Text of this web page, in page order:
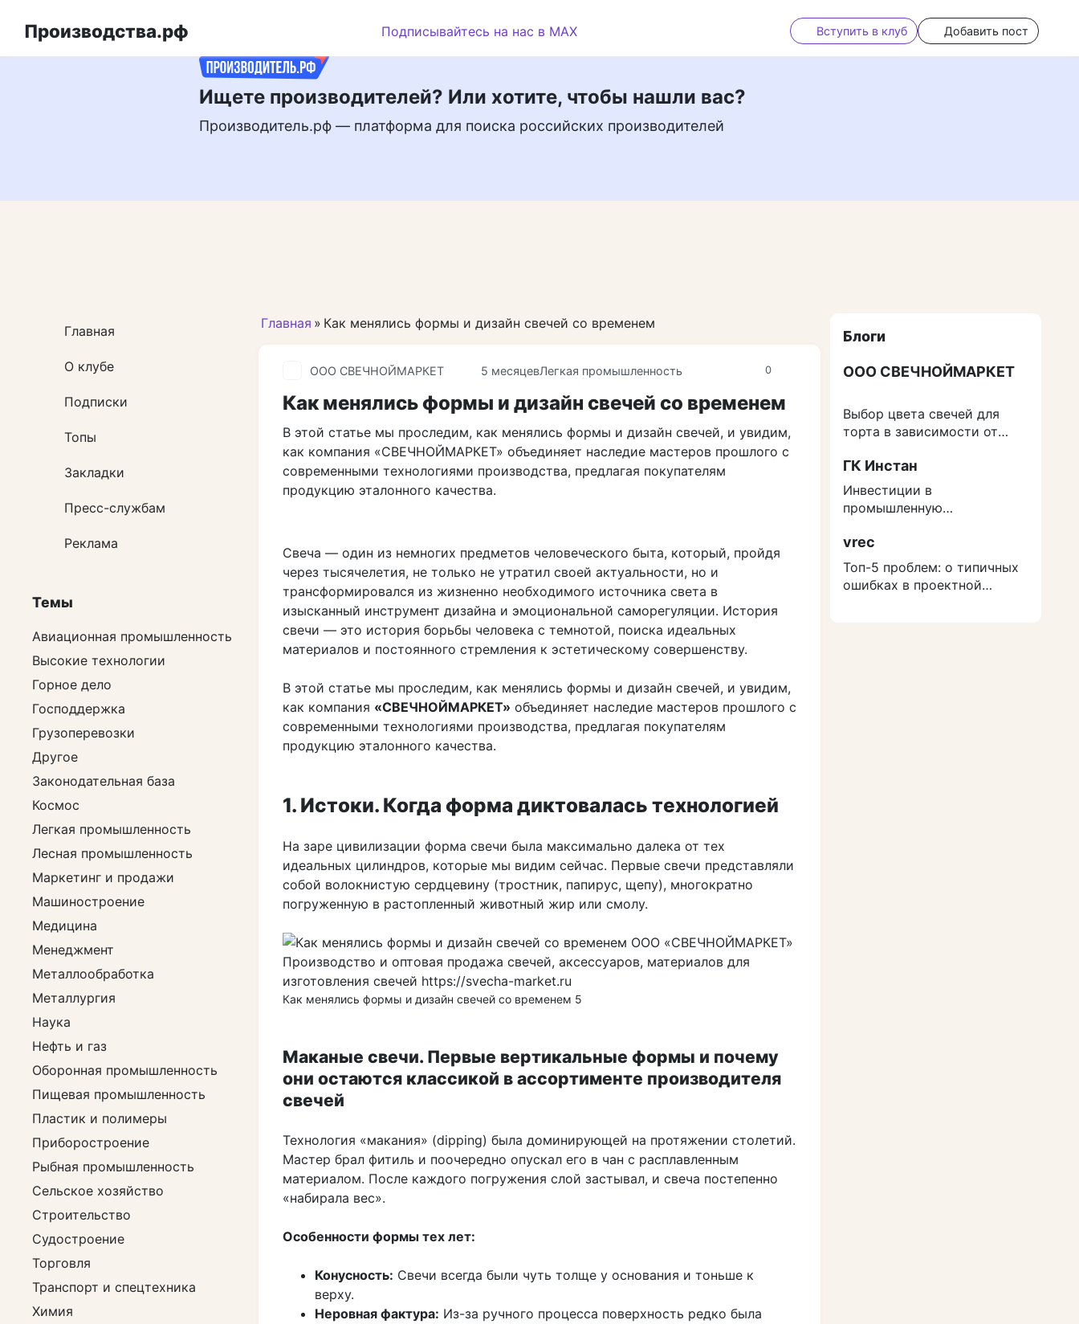
Ищете производителей? Или хотите, чтобы нашли вас?
Производитель.рф — платформа для поиска российских производителей
Производства.рф Подписывайтесь на нас в MAX Вступить в клуб Добавить пост
Главная » Как менялись формы и дизайн свечей со временем
0
ООО СВЕЧНОЙМАРКЕТ 5 месяцевЛегкая промышленность
Как менялись формы и дизайн свечей со временем
В этой статье мы проследим, как менялись формы и дизайн свечей, и увидим,
как компания «СВЕЧНОЙМАРКЕТ» объединяет наследие мастеров прошлого с
современными технологиями производства, предлагая покупателям
продукцию эталонного качества.
Свеча — один из немногих предметов человеческого быта, который, пройдя
через тысячелетия, не только не утратил своей актуальности, но и
трансформировался из жизненно необходимого источника света в
изысканный инструмент дизайна и эмоциональной саморегуляции. История
свечи — это история борьбы человека с темнотой, поиска идеальных
материалов и постоянного стремления к эстетическому совершенству.
В этой статье мы проследим, как менялись формы и дизайн свечей, и увидим,
как компания «СВЕЧНОЙМАРКЕТ» объединяет наследие мастеров прошлого с
современными технологиями производства, предлагая покупателям
продукцию эталонного качества.
1. Истоки. Когда форма диктовалась технологией
На заре цивилизации форма свечи была максимально далека от тех
идеальных цилиндров, которые мы видим сейчас. Первые свечи представляли
собой волокнистую сердцевину (тростник, папирус, щепу), многократно
погруженную в растопленный животный жир или смолу.
Как менялись формы и дизайн свечей со временем 5
Маканые свечи. Первые вертикальные формы и почему
они остаются классикой в ассортименте производителя
свечей
Технология «макания» (dipping) была доминирующей на протяжении столетий.
Мастер брал фитиль и поочередно опускал его в чан с расплавленным
материалом. После каждого погружения слой застывал, и свеча постепенно
«набирала вес».
Особенности формы тех лет:
Конусность: Свечи всегда были чуть толще у основания и тоньше к
верху.
Неровная фактура: Из-за ручного процесса поверхность редко была
Главная
О клубе
Подписки
Топы
Закладки
Пресс-службам
Реклама
Темы
Авиационная промышленность
Высокие технологии
Горное дело
Господдержка
Грузоперевозки
Другое
Законодательная база
Космос
Легкая промышленность
Лесная промышленность
Маркетинг и продажи
Машиностроение
Медицина
Менеджмент
Металлообработка
Металлургия
Наука
Нефть и газ
Оборонная промышленность
Пищевая промышленность
Пластик и полимеры
Приборостроение
Рыбная промышленность
Сельское хозяйство
Строительство
Судостроение
Торговля
Транспорт и спецтехника
Химия
Блоги
ООО СВЕЧНОЙМАРКЕТ
Выбор цвета свечей для
торта в зависимости от
ГК Инстан
Инвестиции в
промышленную
защититься от роста
расходов на строительство
vrec
Топ-5 проблем: о типичных
ошибках в проектной